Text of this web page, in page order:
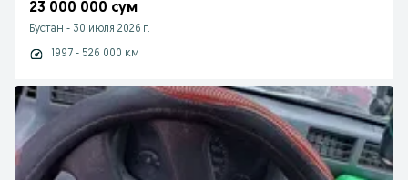
23 000 000 сум
Бустан - 30 июля 2026 г.
1997 - 526 000 км